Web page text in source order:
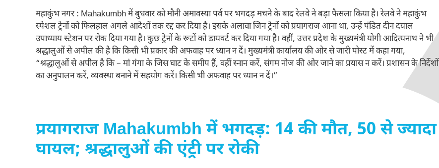
महाकुंभ नगर : Mahakumbh में बुधवार को मौनी अमावस्या पर्व पर भगदड़ मचने के बाद रेलवे ने बड़ा फैसला किया है। रेलवे ने महाकुंभ
स्पेशल ट्रेनों को फिलहाल अगले आदेशों तक रद्द कर दिया है। इसके अलावा जिन ट्रेनों को प्रयागराज आना था, उन्हें पंडित दीन दयाल
उपाध्याय स्टेशन पर रोक दिया गया है। कुछ ट्रेनों के रूटों को डायवर्ट कर दिया गया है। वहीं, उत्तर प्रदेश के मुख्यमंत्री योगी आदित्यनाथ ने भी
श्रद्धालुओं से अपील की है कि किसी भी प्रकार की अफवाह पर ध्यान न दें। मुख्यमंत्री कार्यालय की ओर से जारी पोस्ट में कहा गया,
“श्रद्धालुओं से अपील है कि – मां गंगा के जिस घाट के समीप हैं, वहीं स्नान करें, संगम नोज की ओर जाने का प्रयास न करें। प्रशासन के निर्देशों
का अनुपालन करें, व्यवस्था बनाने में सहयोग करें। किसी भी अफवाह पर ध्यान न दें।”
प्रयागराज Mahakumbh में भगदड़: 14 की मौत, 50 से ज्यादा
घायल; श्रद्धालुओं की एंट्री पर रोकी